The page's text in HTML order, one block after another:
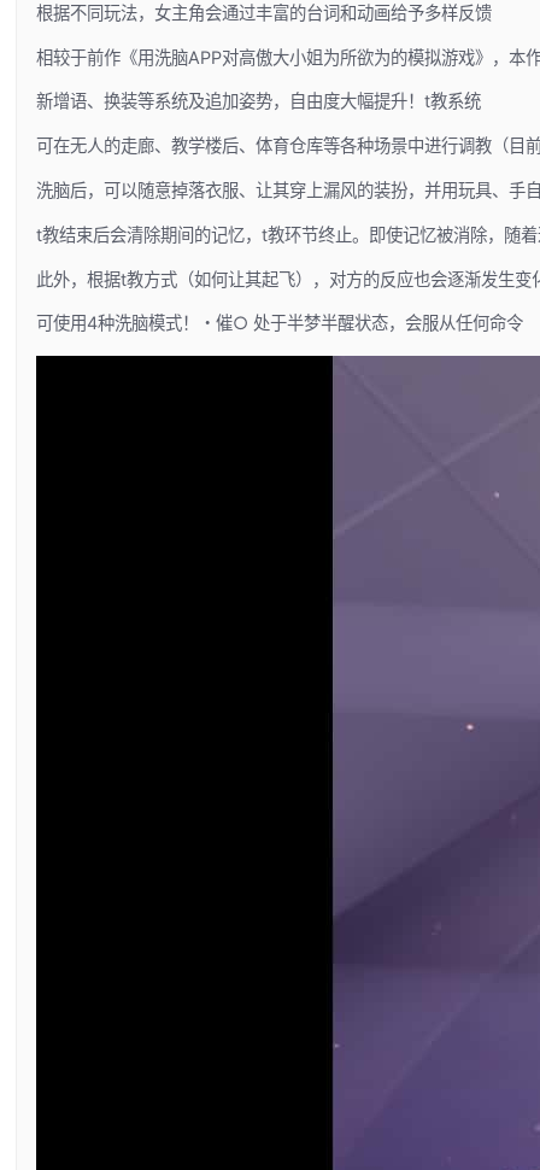
根据不同玩法，女主角会通过丰富的台词和动画给予多样反馈
相较于前作《用洗脑APP对高傲大小姐为所欲为的模拟游戏》，本
新增语、换装等系统及追加姿势，自由度大幅提升！t教系统
可在无人的走廊、教学楼后、体育仓库等各种场景中进行调教（目
洗脑后，可以随意掉落衣服、让其穿上漏风的装扮，并用玩具、手
t教结束后会清除期间的记忆，t教环节终止。即使记忆被消除，随
此外，根据t教方式（如何让其起飞），对方的反应也会逐渐发生变
可使用4种洗脑模式！・催○ 处于半梦半醒状态，会服从任何命令